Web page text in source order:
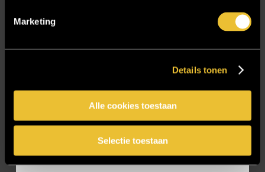
Marketing
Details tonen
Alle cookies toestaan
Selectie toestaan
Zakelijk